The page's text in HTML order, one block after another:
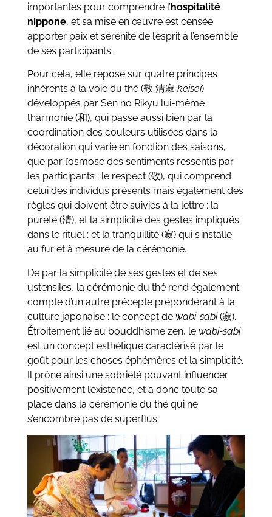
importantes pour comprendre l’hospitalité
nippone, et sa mise en œuvre est censée
apporter paix et sérénité de l’esprit à l’ensemble
de ses participants.
Pour cela, elle repose sur quatre principes
inhérents à la voie du thé (敬 清寂 keisei)
développés par Sen no Rikyu lui-même :
l’harmonie (和), qui passe aussi bien par la
coordination des couleurs utilisées dans la
décoration qui varie en fonction des saisons,
que par l’osmose des sentiments ressentis par
les participants ; le respect (敬), qui comprend
celui des individus présents mais également des
règles qui doivent être suivies à la lettre ; la
pureté (清), et la simplicité des gestes impliqués
dans le rituel ; et la tranquillité (寂) qui s’installe
au fur et à mesure de la cérémonie.
De par la simplicité de ses gestes et de ses
ustensiles, la cérémonie du thé rend également
compte d’un autre précepte prépondérant à la
culture japonaise : le concept dewabi-sabi(寂).
Étroitement lié au bouddhisme zen, le wabi-sabi
est un concept esthétique caractérisé par le
goût pour les choses éphémères et la simplicité.
Il prône ainsi une sobriété pouvant influencer
positivement l’existence, et a donc toute sa
place dans la cérémonie du thé qui ne
s’encombre pas de superflus.